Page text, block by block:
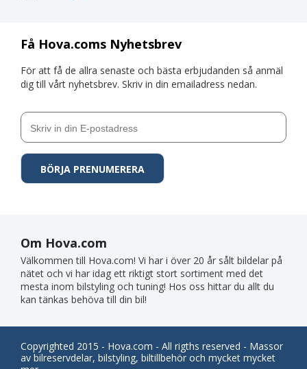
Få Hova.coms Nyhetsbrev
För att få de allra senaste och bästa erbjudanden så anmäl
dig till vårt nyhetsbrev. Skriv in din emailadress nedan.
Om Hova.com
Välkommen till Hova.com! Vi har i över 20 år sålt bildelar på
nätet och vi har idag ett riktigt stort sortiment med det
mesta inom bilstyling och tuning! Hos oss hittar du allt du
kan tänkas behöva till din bil!
Copyrighted 2015 - Hova.com - All rigths reserved - Massor
av bilreservdelar, bilstyling, biltillbehör och mycket mycket